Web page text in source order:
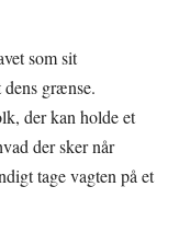
som sit
grænse.
der kan holde et
der sker når
tage vagten på et